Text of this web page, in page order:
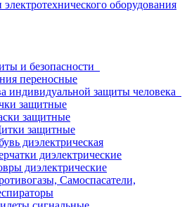
и безопасности
переносные
индивидуальной защиты человека
защитные
защитные
защитные
диэлектрическая
диэлектрические
диэлектрические
Самоспасатели,